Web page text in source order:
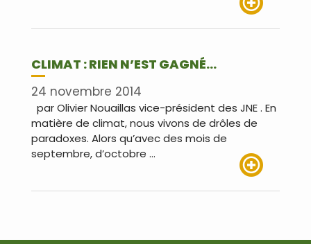
CLIMAT : RIEN N’EST GAGNÉ…
24 novembre 2014
par Olivier Nouaillas vice-président des JNE . En
matière de climat, nous vivons de drôles de
paradoxes. Alors qu’avec des mois de
septembre, d’octobre …